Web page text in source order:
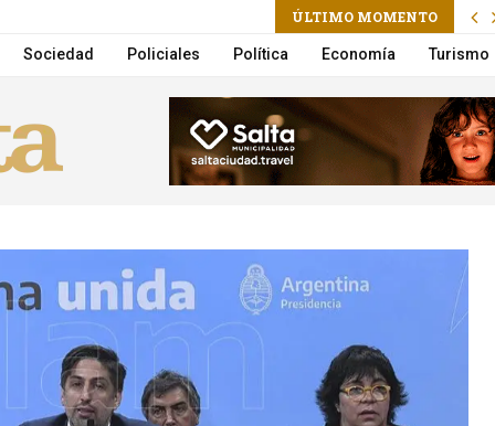
ÚLTIMO MOMENTO
Sociedad Policiales Política Economía Turismo